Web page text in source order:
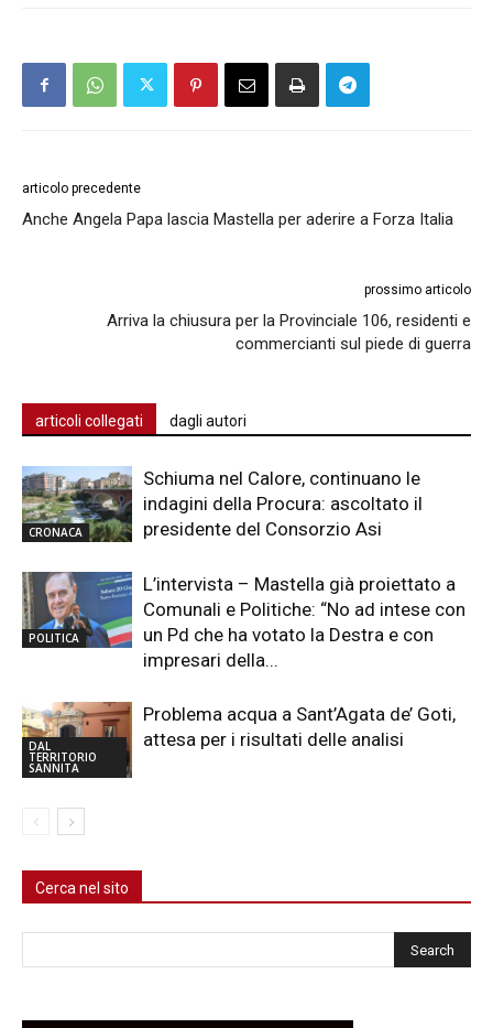
articolo precedente
Anche Angela Papa lascia Mastella per aderire a Forza Italia
prossimo articolo
Arriva la chiusura per la Provinciale 106, residenti e
commercianti sul piede di guerra
articoli collegati dagli autori
CRONACA
Schiuma nel Calore, continuano le
indagini della Procura: ascoltato il
presidente del Consorzio Asi
POLITICA
L’intervista – Mastella già proiettato a
Comunali e Politiche: “No ad intese con
un Pd che ha votato la Destra e con
impresari della...
DAL
TERRITORIO
SANNITA
Problema acqua a Sant’Agata de’ Goti,
attesa per i risultati delle analisi
Cerca nel sito